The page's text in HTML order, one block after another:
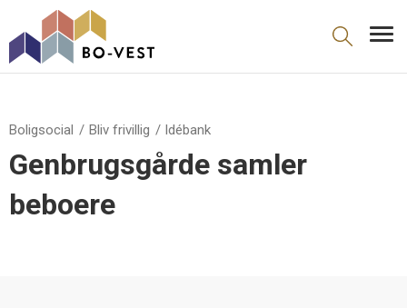
gå til indhold
Boligsocial Bliv frivillig Idébank
Genbrugsgårde samler
beboere